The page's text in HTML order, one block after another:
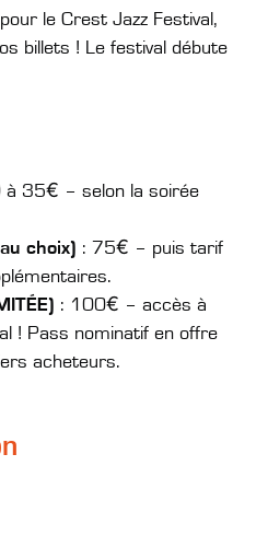
le Crest Jazz Festival,
billets ! Le festival débute
à 35€ – selon la soirée
choix) : 75€ – puis tarif
: 100€ – accès à
! Pass nominatif en offre
acheteurs.